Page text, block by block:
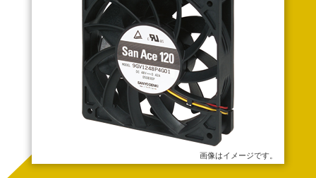
画像はイメージです。